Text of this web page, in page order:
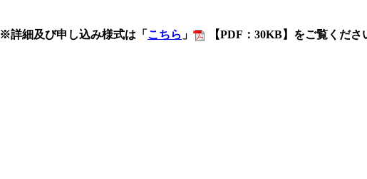
※詳細及び申し込み様式は「 こちら 」 【PDF：30KB】をご覧くださ